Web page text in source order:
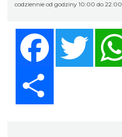
codziennie od godziny 10:00 do 22:00
Twitter